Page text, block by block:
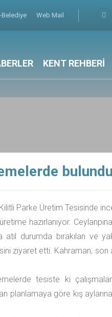
Belediye Web Mail
KENT REHBERİ
bulundu
Parke Üretim Tesisinde
hazırlanıyor.
durumda bırakılan ve
ziyaret etti. Kahraman; son
tesiste ki
planlamaya göre kış